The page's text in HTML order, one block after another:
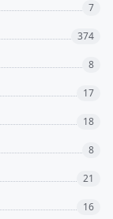
7
374
8
17
18
8
21
16